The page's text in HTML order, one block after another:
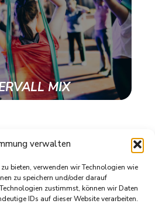
verwalten
bieten, verwenden wir Technologien wie
zu speichern und/oder darauf
zustimmst, können wir Daten
IDs auf dieser Website verarbeiten.
MIX